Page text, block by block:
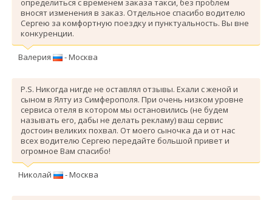
вносят изменения в заказ. Отдельное спасибо водителю
Сергею за комфортную поездку и пунктуальность. Вы вне
конкуренции.
Валерия - Москва
P.S. Никогда нигде не оставлял отзывы. Ехали с женой и
сыном в Ялту из Симферополя. При очень низком уровне
сервиса отеля в котором мы остановились (не будем
называть его, дабы не делать рекламу) ваш сервис
достоин великих похвал. От моего сыночка да и от нас
всех водителю Сергею передайте большой привет и
огромное Вам спасибо!
Николай - Москва